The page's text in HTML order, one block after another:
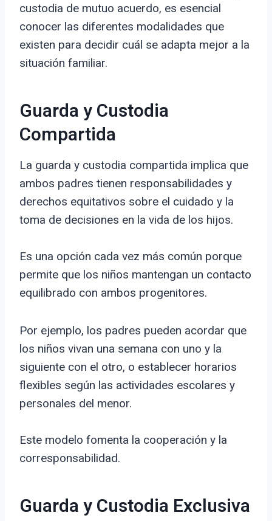
custodia de mutuo acuerdo, es esencial
conocer las diferentes modalidades que
existen para decidir cuál se adapta mejor a la
situación familiar.
Guarda y Custodia
Compartida
La guarda y custodia compartida implica que
ambos padres tienen responsabilidades y
derechos equitativos sobre el cuidado y la
toma de decisiones en la vida de los hijos.
Es una opción cada vez más común porque
permite que los niños mantengan un contacto
equilibrado con ambos progenitores.
Por ejemplo, los padres pueden acordar que
los niños vivan una semana con uno y la
siguiente con el otro, o establecer horarios
flexibles según las actividades escolares y
personales del menor.
Este modelo fomenta la cooperación y la
corresponsabilidad.
Guarda y Custodia Exclusiva